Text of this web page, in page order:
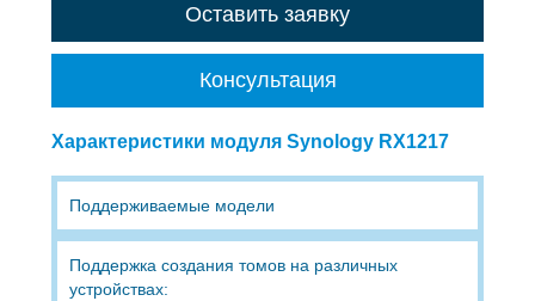
Оставить заявку
Консультация
Характеристики модуля Synology RX1217
Поддерживаемые модели
Поддержка создания томов на различных
устройствах: